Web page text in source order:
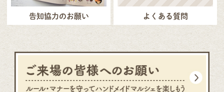
告知協力のお願い よくある質問